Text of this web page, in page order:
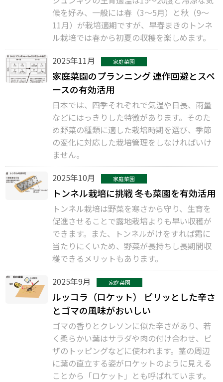
候を好み、一般には春（3～5月）と秋（9～
11月）が栽培適期ですが、早春まきのトンネ
ル栽培では春から初夏の収穫を楽しめます。
2025年11月
家庭菜園
家庭菜園のプランニング 連作回避とスペ
ースの有効活用
日本では、四季それぞれで気温や日長、雨量
などにはっきりした特徴があります。そのた
め野菜の種類に適した栽培時期を選び、季節
の変化に対応した栽培管理をしなければいけ
ません。
2025年10月
家庭菜園
トンネル栽培に挑戦 冬も菜園を有効活用
トンネル栽培は野菜を寒さから守り、生育を
促進させることで露地栽培よりも早い収穫が
できます。また、トンネルがけをすれば霜に
当たりにくいため、野菜が長持ちし長期間収
穫できるメリットもあります。
2025年9月
家庭菜園
ルッコラ（ロケット） ピリッとした辛さ
とゴマの風味がおいしい
ゴマの香りとクレソンに似た辛さがあり、若
く柔らかい葉はサラダや肉の付け合わせ、ピ
ザのトッピングなどに使われます。茎の周辺
に葉の直立する姿がロケットのように見える
ことから「ロケット」とも呼ばれています。